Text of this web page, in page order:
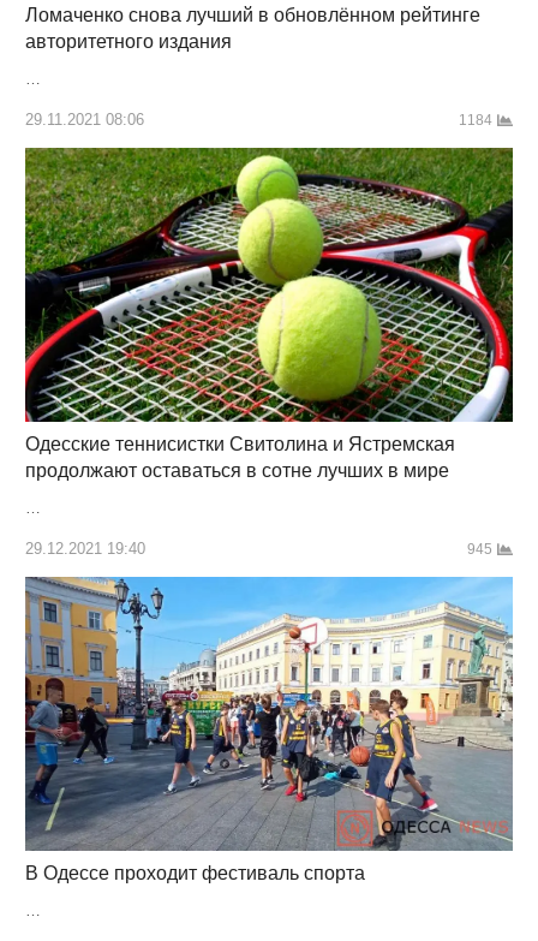
Ломаченко снова лучший в обновлённом рейтинге
авторитетного издания
29.11.2021 08:06 1184
Одесские теннисистки Свитолина и Ястремская
продолжают оставаться в сотне лучших в мире
…
29.12.2021 19:40 945
В Одессе проходит фестиваль спорта
…